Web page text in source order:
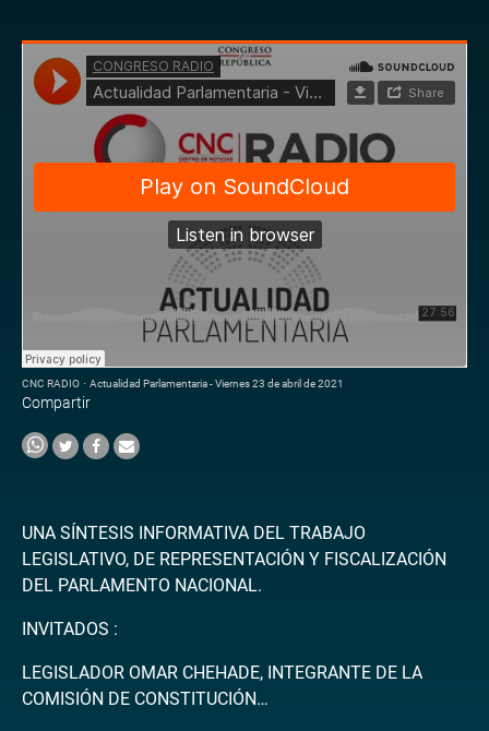
CNC RADIO · Actualidad Parlamentaria - Viernes 23 de abril de 2021
Compartir
UNA SÍNTESIS INFORMATIVA DEL TRABAJO
LEGISLATIVO, DE REPRESENTACIÓN Y FISCALIZACIÓN
DEL PARLAMENTO NACIONAL.
INVITADOS :
LEGISLADOR OMAR CHEHADE, INTEGRANTE DE LA
COMISIÓN DE CONSTITUCIÓN…